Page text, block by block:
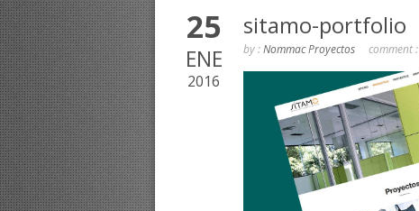
25
ENE
2016
sitamo-portfolio
by :Nommac Proyectos comment :